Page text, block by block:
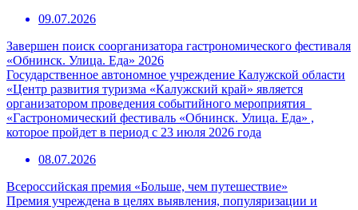
09.07.2026
Завершен поиск соорганизатора гастрономического фестиваля
«Обнинск. Улица. Еда» 2026
Государственное автономное учреждение Калужской области
«Центр развития туризма «Калужский край» является
организатором проведения событийного мероприятия
«Гастрономический фестиваль «Обнинск. Улица. Еда» ,
которое пройдет в период с 23 июля 2026 года
08.07.2026
Всероссийская премия «Больше, чем путешествие»
Премия учреждена в целях выявления, популяризации и